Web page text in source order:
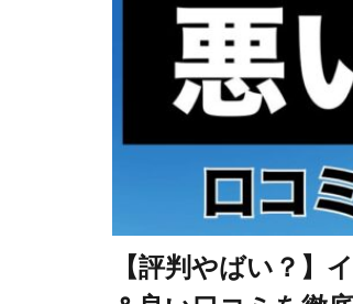
【評判やばい？】